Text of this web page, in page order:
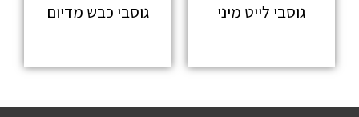
גוסבי לייט מיני גוסבי כבש מדיום